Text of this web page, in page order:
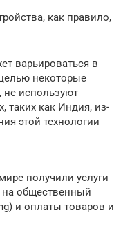
как правило,
варьироваться в
некоторые
не используют
таких как Индия, из-
этой технологии
получили услуги
на общественный
и оплаты товаров и